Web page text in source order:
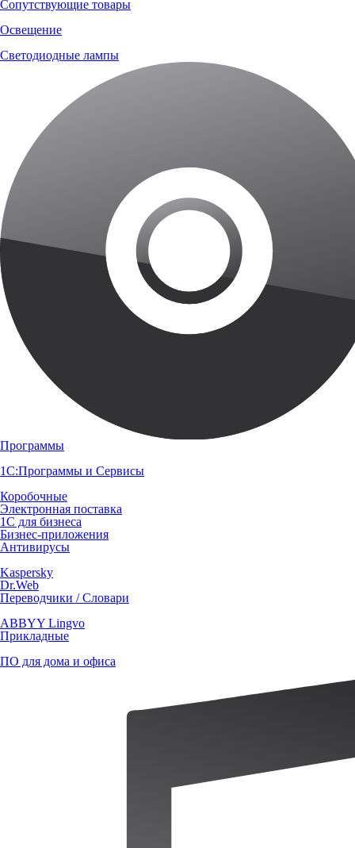
Сопутствующие товары
Освещение
Светодиодные лампы
Программы
1С:Программы и Сервисы
Коробочные
Электронная поставка
1С для бизнеса
Бизнес-приложения
Антивирусы
Kaspersky
Dr.Web
Переводчики / Словари
ABBYY Lingvo
Прикладные
ПО для дома и офиса